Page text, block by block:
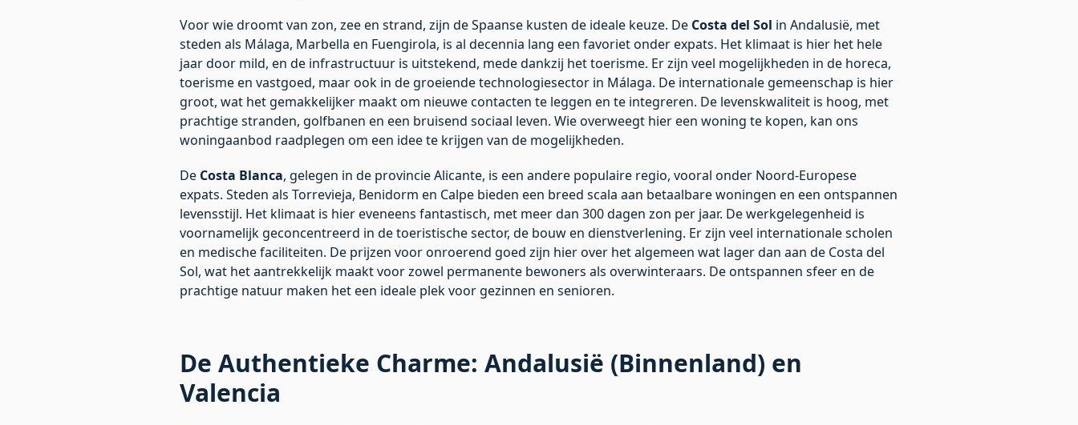
Voor wie droomt van zon, zee en strand, zijn de Spaanse kusten de ideale keuze. De Costa del Sol in Andalusië, met
steden als Málaga, Marbella en Fuengirola, is al decennia lang een favoriet onder expats. Het klimaat is hier het hele
jaar door mild, en de infrastructuur is uitstekend, mede dankzij het toerisme. Er zijn veel mogelijkheden in de horeca,
toerisme en vastgoed, maar ook in de groeiende technologiesector in Málaga. De internationale gemeenschap is hier
groot, wat het gemakkelijker maakt om nieuwe contacten te leggen en te integreren. De levenskwaliteit is hoog, met
prachtige stranden, golfbanen en een bruisend sociaal leven. Wie overweegt hier een woning te kopen, kan ons
woningaanbod raadplegen om een idee te krijgen van de mogelijkheden.
De Costa Blanca, gelegen in de provincie Alicante, is een andere populaire regio, vooral onder Noord-Europese
expats. Steden als Torrevieja, Benidorm en Calpe bieden een breed scala aan betaalbare woningen en een ontspannen
levensstijl. Het klimaat is hier eveneens fantastisch, met meer dan 300 dagen zon per jaar. De werkgelegenheid is
voornamelijk geconcentreerd in de toeristische sector, de bouw en dienstverlening. Er zijn veel internationale scholen
en medische faciliteiten. De prijzen voor onroerend goed zijn hier over het algemeen wat lager dan aan de Costa del
Sol, wat het aantrekkelijk maakt voor zowel permanente bewoners als overwinteraars. De ontspannen sfeer en de
prachtige natuur maken het een ideale plek voor gezinnen en senioren.
De Authentieke Charme: Andalusië (Binnenland) en
Valencia